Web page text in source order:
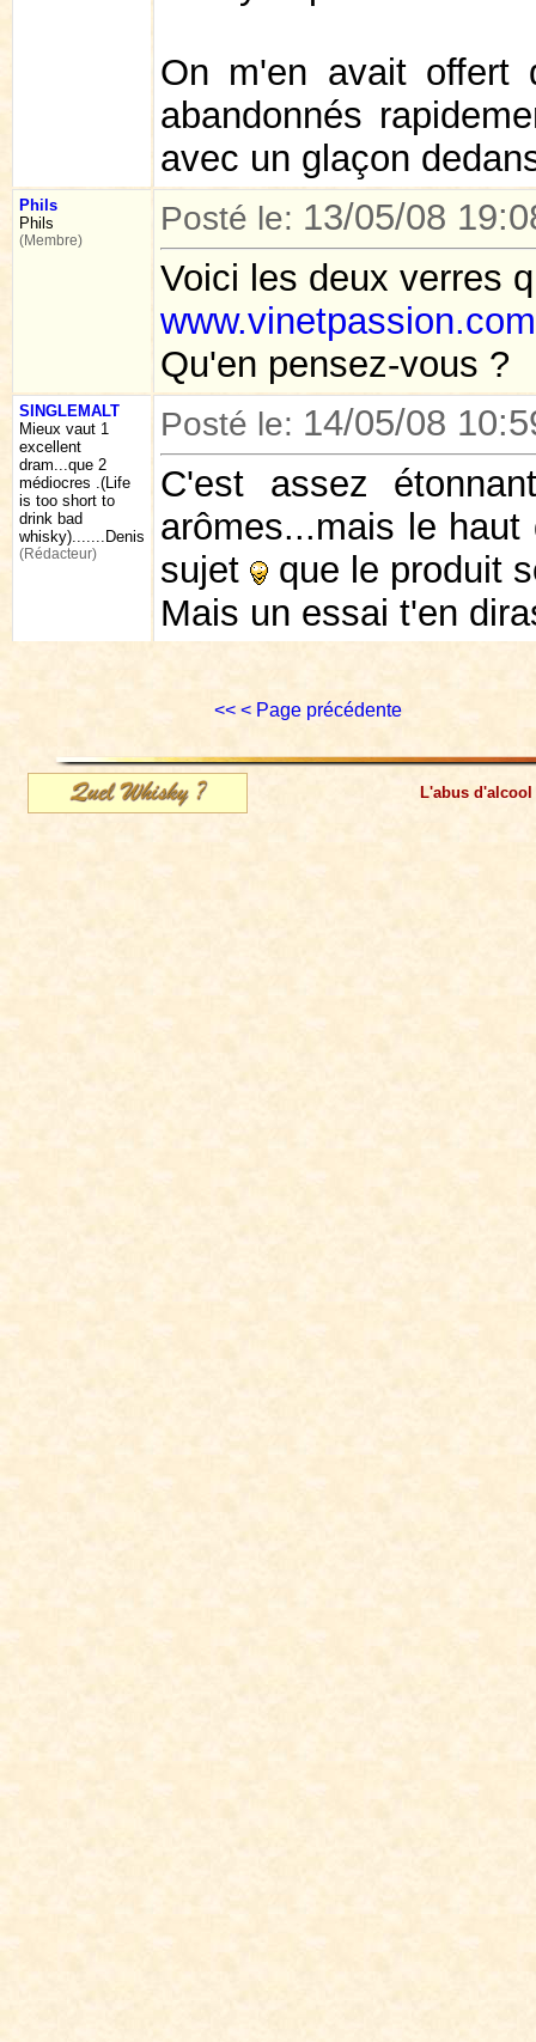
On m'en avait offert
abandonnés
avec un glaçon
Phils
Phils
(Membre)
Posté le: 13/05/08
Voici les deux verres
Qu'en pensez-vous ?
SINGLEMALT
Mieux vaut 1
excellent
dram...que 2
médiocres .(Life
is too short to
drink bad
whisky).......Denis
(Rédacteur)
Posté le: 14/05/08
C'est assez
arômes...mais le
sujet
que le produit
Mais un essai t'en
<< < Page précédente
L'abus